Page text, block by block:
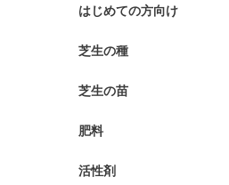
はじめての方向け
芝生の種
芝生の苗
肥料
活性剤